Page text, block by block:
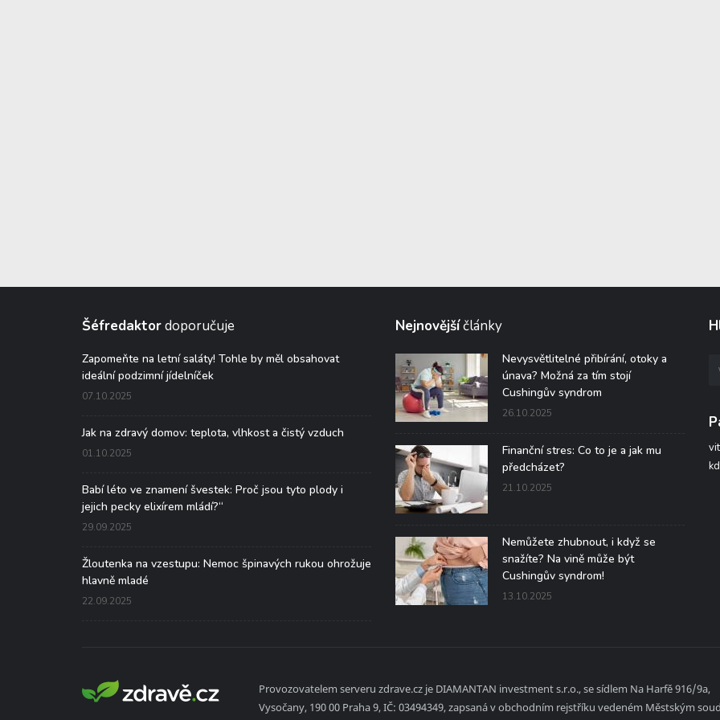
Šéfredaktordoporučuje
Zapomeňte na letní saláty! Tohle by měl obsahovat
ideální podzimní jídelníček
07.10.2025
Jak na zdravý domov: teplota, vlhkost a čistý vzduch
01.10.2025
Babí léto ve znamení švestek: Proč jsou tyto plody i
jejich pecky elixírem mládí?“
29.09.2025
Žloutenka na vzestupu: Nemoc špinavých rukou ohrožuje
hlavně mladé
22.09.2025
Nejnovějšíčlánky
Nevysvětlitelné přibírání, otoky a
únava? Možná za tím stojí
Cushingův syndrom
26.10.2025
Finanční stres: Co to je a jak mu
předcházet?
21.10.2025
Nemůžete zhubnout, i když se
snažíte? Na vině může být
Cushingův syndrom!
13.10.2025
Provozovatelem serveru zdrave.cz je DIAMANTAN investment s.r.o., se sídlem Na Harfě 916/9a,
Vysočany, 190 00 Praha 9, IČ: 03494349, zapsaná v obchodním rejstříku vedeném Městským